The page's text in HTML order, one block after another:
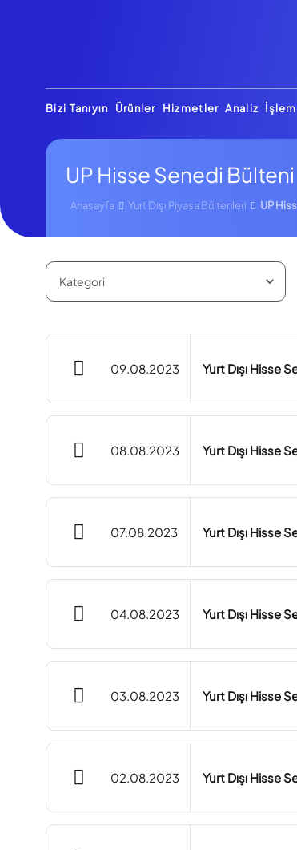
Bizi Tanıyın Ürünler Hizmetler Analiz İşlem
UP Hisse Senedi Bülteni
Anasayfa Yurt Dışı Piyasa Bültenleri UP
09.08.2023 Yurt Dışı Hisse
08.08.2023 Yurt Dışı Hisse
07.08.2023 Yurt Dışı Hisse
04.08.2023 Yurt Dışı Hisse
03.08.2023 Yurt Dışı Hisse
02.08.2023 Yurt Dışı Hisse